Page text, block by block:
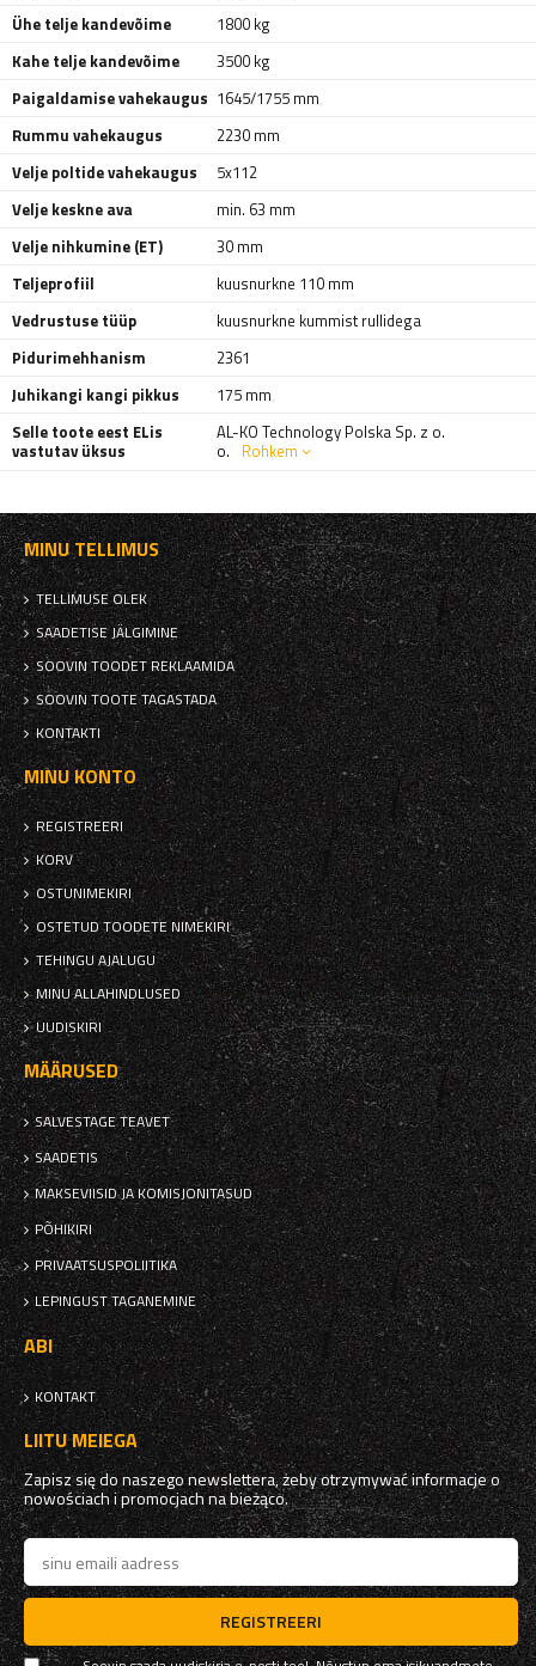
Ühe telje kandevõime
1800 kg
Kahe telje kandevõime
3500 kg
Paigaldamise vahekaugus 1645/1755 mm
Rummu vahekaugus
2230 mm
Velje poltide vahekaugus
5x112
Velje keskne ava
min. 63 mm
Velje nihkumine (ET)
30 mm
Teljeprofiil
kuusnurkne 110 mm
Vedrustuse tüüp
kuusnurkne kummist rullidega
Pidurimehhanism
2361
Juhikangi kangi pikkus
175 mm
Selle toote eest ELis
vastutav üksus
AL-KO Technology Polska Sp. z o.
o. Rohkem
MINU TELLIMUS
TELLIMUSE OLEK
SAADETISE JÄLGIMINE
SOOVIN TOODET REKLAAMIDA
SOOVIN TOOTE TAGASTADA
KONTAKTI
MINU KONTO
REGISTREERI
KORV
OSTUNIMEKIRI
OSTETUD TOODETE NIMEKIRI
TEHINGU AJALUGU
MINU ALLAHINDLUSED
UUDISKIRI
MÄÄRUSED
SALVESTAGE TEAVET
SAADETIS
MAKSEVIISID JA KOMISJONITASUD
PÕHIKIRI
PRIVAATSUSPOLIITIKA
LEPINGUST TAGANEMINE
ABI
KONTAKT
LIITU MEIEGA
Zapisz się do naszego newslettera, żeby otrzymywać informacje o
nowościach i promocjach na bieżąco.
REGISTREERI